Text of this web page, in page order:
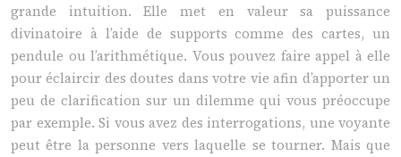
grande intuition. Elle met en valeur sa puissance
divinatoire à l’aide de supports comme des cartes, un
pendule ou l’arithmétique. Vous pouvez faire appel à elle
pour éclaircir des doutes dans votre vie afin d’apporter un
peu de clarification sur un dilemme qui vous préoccupe
par exemple. Si vous avez des interrogations, une voyante
peut être la personne vers laquelle se tourner. Mais que